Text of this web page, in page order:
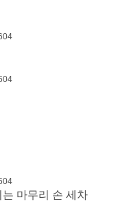
마무리 손 세차